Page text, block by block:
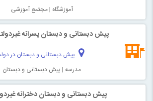
آموزشگاه |مجتمع آموزشی
پیش دبستانی و دبستان پسرانه
پیش دبستانی و دبستان در
مدرسه | پیش دبستانی و دبستان
پیش دبستانی و دبستان دخترانه